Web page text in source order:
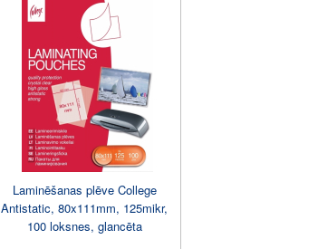
Laminēšanas plēve College
Antistatic, 80x111mm, 125mikr,
100 loksnes, glancēta